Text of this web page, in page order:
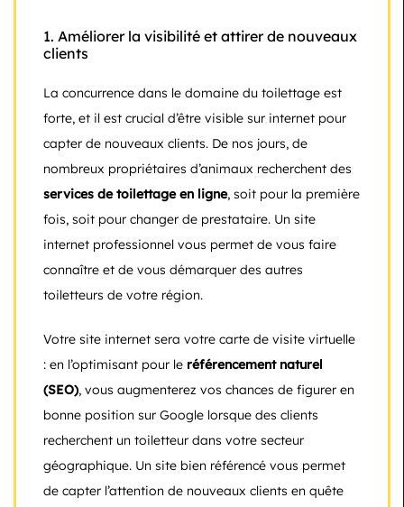
1. Améliorer la visibilité et attirer de nouveaux
clients
La concurrence dans le domaine du toilettage est
forte, et il est crucial d’être visible sur internet pour
capter de nouveaux clients. De nos jours, de
nombreux propriétaires d’animaux recherchent des
services de toilettage en ligne, soit pour la première
fois, soit pour changer de prestataire. Un site
internet professionnel vous permet de vous faire
connaître et de vous démarquer des autres
toiletteurs de votre région.
Votre site internet sera votre carte de visite virtuelle
: en l’optimisant pour le référencement naturel
(SEO), vous augmenterez vos chances de figurer en
bonne position sur Google lorsque des clients
recherchent un toiletteur dans votre secteur
géographique. Un site bien référencé vous permet
de capter l’attention de nouveaux clients en quête